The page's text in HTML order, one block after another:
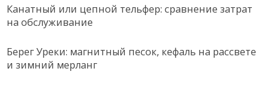
Канатный или цепной тельфер: сравнение затрат
на обслуживание
Берег Уреки: магнитный песок, кефаль на рассвете
и зимний мерланг